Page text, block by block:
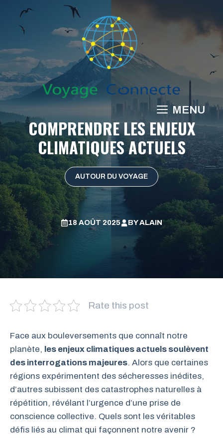
contenu
MENU
COMPRENDRE LES ENJEUX
CLIMATIQUES ACTUELS
AUTOUR DU VOYAGE
18 AOÛT 2025 BYALAIN
Rate this post
Face aux bouleversements que connaît notre
planète, les enjeux climatiques actuels soulèvent
des interrogations majeures. Alors que certaines
régions expérimentent des sécheresses inédites,
d’autres subissent des catastrophes naturelles à
répétition, révélant l’urgence d’une prise de
conscience collective. Quels sont les véritables
défis liés au climat qui façonnent notre avenir ?